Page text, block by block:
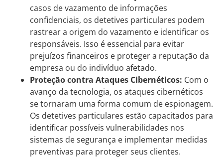
casos de vazamento de informações
confidenciais, os detetives particulares podem
rastrear a origem do vazamento e identificar os
responsáveis. Isso é essencial para evitar
prejuízos financeiros e proteger a reputação da
empresa ou do indivíduo afetado.
Proteção contra Ataques Cibernéticos: Com o
avanço da tecnologia, os ataques cibernéticos
se tornaram uma forma comum de espionagem.
Os detetives particulares estão capacitados para
identificar possíveis vulnerabilidades nos
sistemas de segurança e implementar medidas
preventivas para proteger seus clientes.